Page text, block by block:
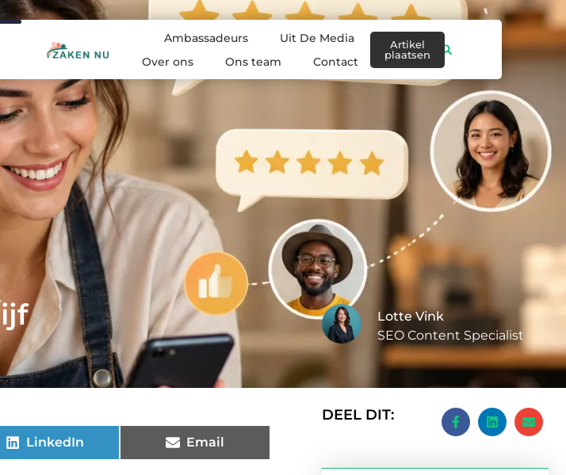
Ambassadeurs
Uit De Media
Over ons
Ons team Contact
Artikel
plaatsen
Lotte Vink
SEO Content Specialist
LinkedIn Email
DEEL DIT: